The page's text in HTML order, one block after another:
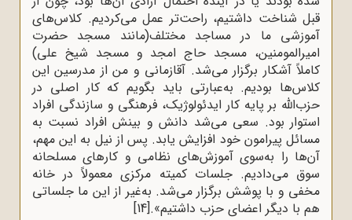
قبل شناخت داشتیم، راحت‌تر عمل می‌کردیم. کلاس‌های
آموزشی ما در مساجد مختلف(مانند مسجد حضرت
امیر‌المومنین، مسجد حاج امجد و مسجد شیخ‌ علی)
کاملاً آشکار برگزار می‌شد. آقازمانی و من از مدرسین این
کلاس‌ها بودیم. به‌عبارتی باید بگویم که کار اصلی در
حزب‌الله بر پایه کار ایدئولوژیک، فرهنگی و سازندگی افراد
استوار بود. سعی می‌شد دانش و بینش افراد نسبت به
مسائل پیرامون خود افزایش یابد. پس از نیل به این مهم،
آن‌ها را به‌سوی آموزش‌های نظامی و کارهای مسلحانه
سوق می‌دادیم. جلسات کمیته مرکزی معمولاً در خانه
مخفی و با پوشش برگزار می‌شد. به‌غیر از این ما جلساتی
هم با دیگر اعضای حزب داشتیم».[14]